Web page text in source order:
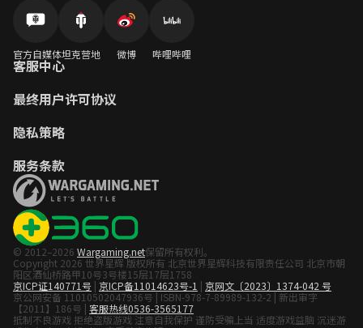
官方自媒体坦克营地 微博 哔哩哔哩
客服中心
最终用户许可协议
隐私策略
服务条款
© 2012–2026 Wargaming.net保留所有权利。
Copyright 2026 世界星辉 版权所有 北京世界星辉科技有限责任公司 北京市朝
阳区酒仙桥路甲10号3号楼15层17层1758
京ICP证140771号 | 京ICP备11014623号-1 | 京网文〔2023〕1374-042 号
京公网安备 11010502047936号 | ISBN-978-7-89989-132-2 | 新出审字
【2011】186号 | 客服热线0536-3565177
抵制不良游戏 拒绝盗版游戏 注意自我保护 谨防受骗上当 适度游戏益脑 沉迷游